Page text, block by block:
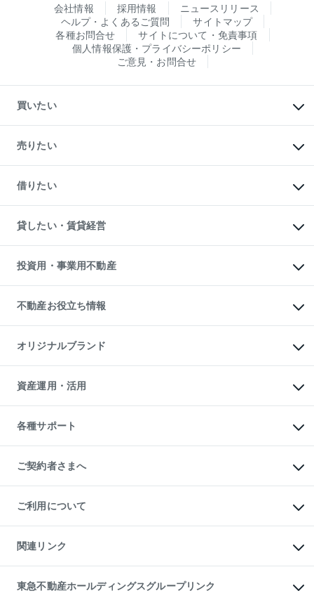
会社情報 採用情報
ニュースリリース
ヘルプ・よくあるご質問
サイトマップ
各種お問合せ
サイトについて・免責事項
個人情報保護・プライバシーポリシー
ご意見・お問合せ
買いたい
新築・分譲マンションの購入
中古マンションの購入
一戸建ての購入
中古一戸建ての購入
不動産購入の流れ
注目キーワード物件特集
購入ガイド
English 繁体中文簡体中文
売りたい
一戸建ての売却・査定
土地の売却・査定
スピードAI査定
不動産査定について
不動産売却の流れ
不動産買換えの流れ
売却ガイド
借りたい
オフィス・店舗の賃貸
借りるときの流れ
借りるガイド
貸したい・賃貸経営
マンション賃料データ
賃貸管理プラン
リロケーションについて
貸すガイド
投資用・事業用不動産
事業用不動産
マンション投資
投資用マンション
アパート経営
収益物件
ビル購入（ビル一棟）
投資用不動産の売却査定
事業用不動産の売却査定
不動産お役立ち情報
マンションライブラリー
人気マンションランキング
暮らしに役立つ不動産メディア
不動産相場・不動産価格情報
不動産コラム・ニュース
不動産用語集
不動産なんでもネット相談室
住まいの税金
オリジナルブランド
一棟リノベーションマンション
L`GENTE（ルジェンテ）
区分リノベーションマンション
投資用一棟レジデンスWELL
不動産小口投資
LEGACIA（レガシア）
資産運用・活用
不動産M&A
アセットマネジメント・出資
各種サポート
相続サポート
リフォームサポート
ご契約者さまへ
ご紹介・再契約特典
入居者様専用-各種ご案内（賃貸）
東急こすもす会「こすもすWeb」
ご利用について
金融商品取引について
東急リバブル ソーシャルメディアポリシー
ご意見・お問い合わせ（金融商品取引専用の相談・お問い合わせ窓口）
ダイレクトメール（郵送物）・Eメールなどの送付停止について
関連リンク
これからご結婚される方に東急百貨店のブライダルクラブ
人材サービスのご用命は 東急リバブルスタッフ株式会社まで
東急不動産ホールディングスグループリンク